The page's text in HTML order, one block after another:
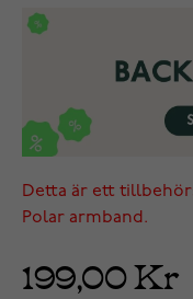
Detta är ett
Polar armband.
199,00 Kr